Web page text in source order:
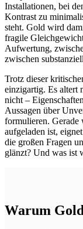
Installationen, bei
Kontrast zu
steht. Gold wird
fragile
Aufwertung,
zwischen
Trotz dieser
einzigartig. Es altert
nicht –
Aussagen über
formulieren.
aufgeladen ist,
die großen Fragen
glänzt? Und was ist
Warum